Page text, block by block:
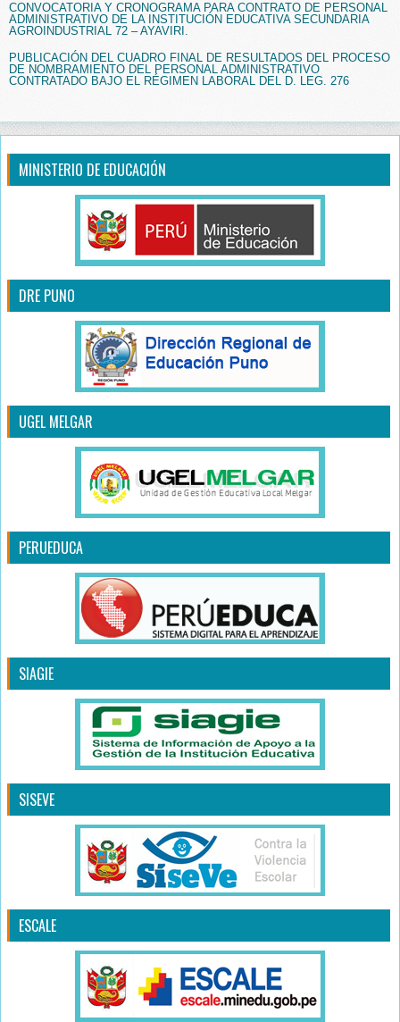
CONVOCATORIA Y CRONOGRAMA PARA CONTRATO DE PERSONAL
ADMINISTRATIVO DE LA INSTITUCIÓN EDUCATIVA SECUNDARIA
AGROINDUSTRIAL 72 – AYAVIRI.
PUBLICACIÓN DEL CUADRO FINAL DE RESULTADOS DEL PROCESO
DE NOMBRAMIENTO DEL PERSONAL ADMINISTRATIVO
CONTRATADO BAJO EL RÉGIMEN LABORAL DEL D. LEG. 276
MINISTERIO DE EDUCACIÓN
DRE PUNO
UGEL MELGAR
PERUEDUCA
SIAGIE
SISEVE
ESCALE